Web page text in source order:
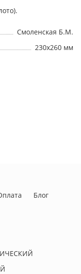
Смоленская Б.М.
230х260 мм
Блог